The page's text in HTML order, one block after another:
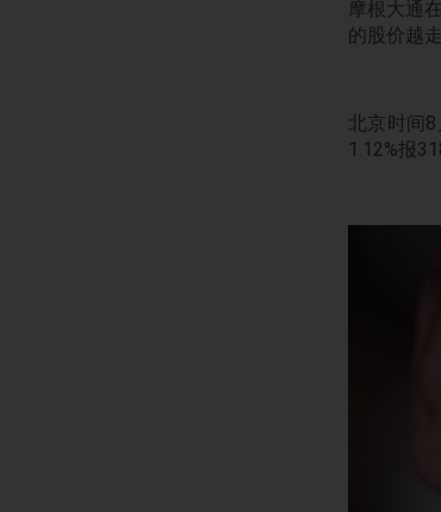
摩根大通
的股价越
北京时间
1.12%报